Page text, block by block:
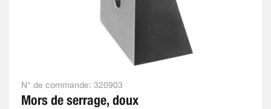
N° de commande: 320903
Mors de serrage, doux